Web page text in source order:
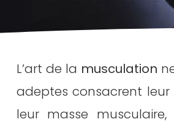
L’art de la musculation
adeptes consacrent
leur masse